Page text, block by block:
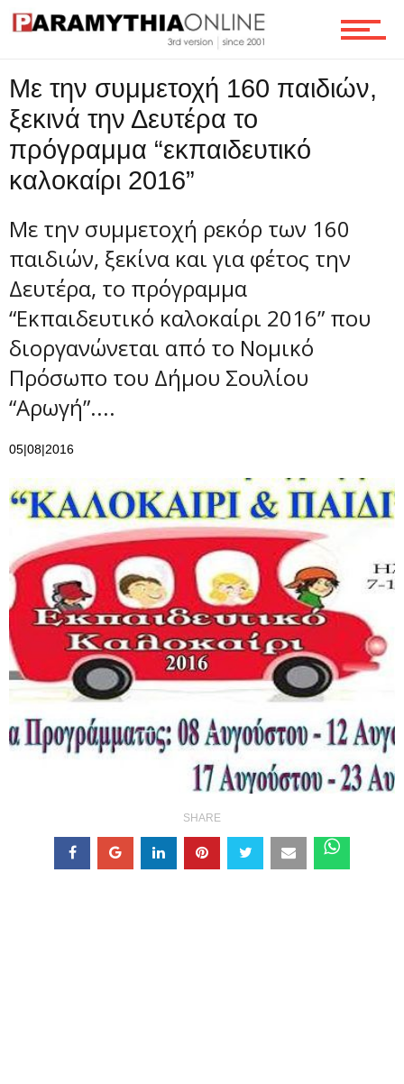
Ροή
Επικοινωνία
Με την συμμετοχή 160 παιδιών,
ξεκινά την Δευτέρα το
πρόγραμμα “εκπαιδευτικό
καλοκαίρι 2016”
Με την συμμετοχή ρεκόρ των 160
παιδιών, ξεκίνα και για φέτος την
Δευτέρα, το πρόγραμμα
“Εκπαιδευτικό καλοκαίρι 2016” που
διοργανώνεται από το Νομικό
Πρόσωπο του Δήμου Σουλίου
“Αρωγή”....
05|08|2016
SHARE